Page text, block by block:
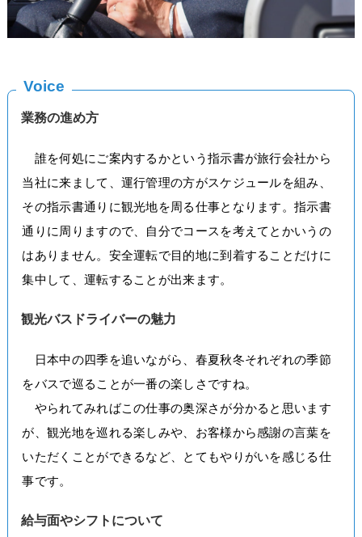
Voice
業務の進め方
誰を何処にご案内するかという指示書が旅行会社から
当社に来まして、運行管理の方がスケジュールを組み、
その指示書通りに観光地を周る仕事となります。指示書
通りに周りますので、自分でコースを考えてとかいうの
はありません。安全運転で目的地に到着することだけに
集中して、運転することが出来ます。
観光バスドライバーの魅力
日本中の四季を追いながら、春夏秋冬それぞれの季節
をバスで巡ることが一番の楽しさですね。
やられてみればこの仕事の奥深さが分かると思います
が、観光地を巡れる楽しみや、お客様から感謝の言葉を
いただくことができるなど、とてもやりがいを感じる仕
事です。
給与面やシフトについて